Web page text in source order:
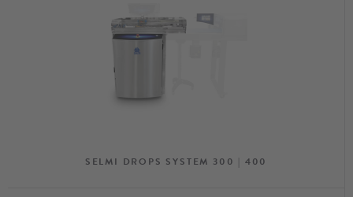
napełniania słoików kremami i płynną czekoladą, dozowania
nadzienia,karuzele do figur z czekolady
SELMI DROPS SYSTEM 300 | 400